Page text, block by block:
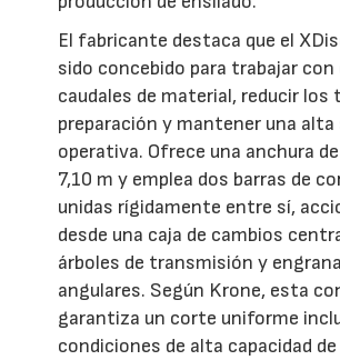
El fabricante destaca que el
sido concebido para trabajar con
caudales de material, reducir los
preparación y mantener una alta
operativa. Ofrece una anchura
7,10 m y emplea dos barras de
unidas rígidamente entre sí,
desde una caja de cambios
árboles de transmisión y
angulares. Según Krone, esta
garantiza un corte uniforme
condiciones de alta capacidad